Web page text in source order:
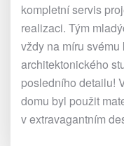
kompletní servis
realizaci. Tým
vždy na míru
architektonického
posledního detailu!
domu byl použit
v extravagantním